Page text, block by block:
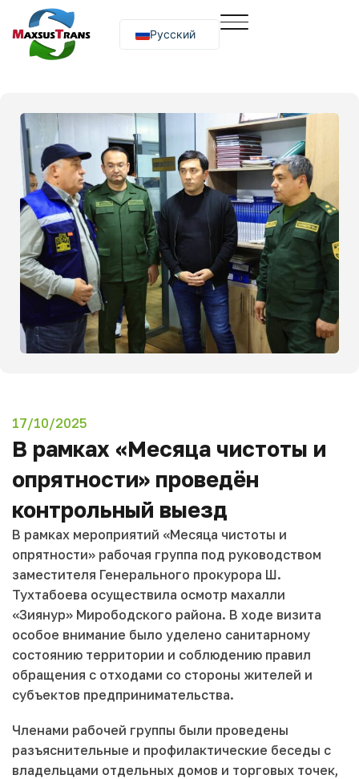
Русский
O‘zbekcha
17/10/2025
В рамках «Месяца чистоты и
опрятности» проведён
контрольный выезд
В рамках мероприятий «Месяца чистоты и
опрятности» рабочая группа под руководством
заместителя Генерального прокурора Ш.
Тухтабоева осуществила осмотр махалли
«Зиянур» Мирободского района. В ходе визита
особое внимание было уделено санитарному
состоянию территории и соблюдению правил
обращения с отходами со стороны жителей и
субъектов предпринимательства.
Членами рабочей группы были проведены
разъяснительные и профилактические беседы с
владельцами отдельных домов и торговых точек,